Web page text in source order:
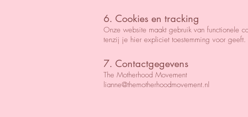
6. Cookies en tracking
Onze website maakt gebruik van functionele
tenzij je hier expliciet toestemming voor geeft.
7. Contactgegevens
The Motherhood Movement
lianne@themotherhoodmovement.nl